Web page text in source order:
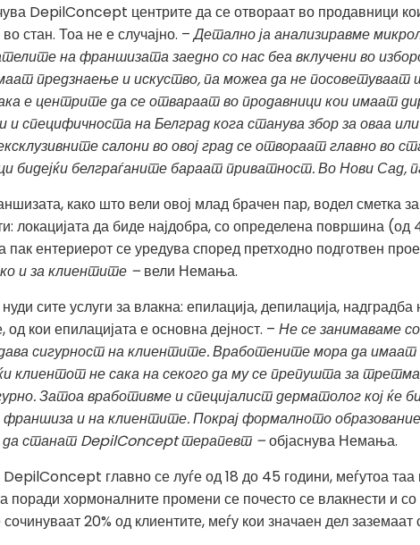
DepilConcept центрите да се отвораат во продавници
стан. Тоа не е случајно. –Детално ја анализиравме
на франшизата заедно со нас беа вклучени во
предзнаење и искуство, па можеа да не посоветуваат
е центрите да се отвараат во продавници кои имаат
специфичноста на Белград кога станува збор за оваа
салони во овој град се отвораат главно во
бидејќи белграѓаните бараат приватност. Во Нови Сад,
како што вели овој млад брачен пар, водел сметка
локацијата да биде најдобра, со определена површина
пак ентериерот се уредува според претходно подготвен
и за клиентите – вели Немања.
сите услуги за влакна: епилација, депилација, надградба
кои епилацијата е основна дејност. – Не се занимаваме
сигурност на клиентите. Вработените мора да имаат
клиентот не сака на секого да му се препушта за
Затоа вработивме и специјалист дерматолог кој ќе
и на клиентите. Покрај формалното
да станат DepilConceptтерапевт –објаснува Немања.
главно се луѓе од 18 до 45 години, меѓутоа
поради хормоналните промени се почесто се влакнести и
20% од клиентите, меѓу кои значаен дел заземаат